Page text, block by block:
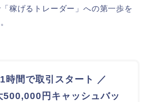
稼げるトレーダー」への第一歩を
時間で取引スタート ／
500,000円キャッシュバッ